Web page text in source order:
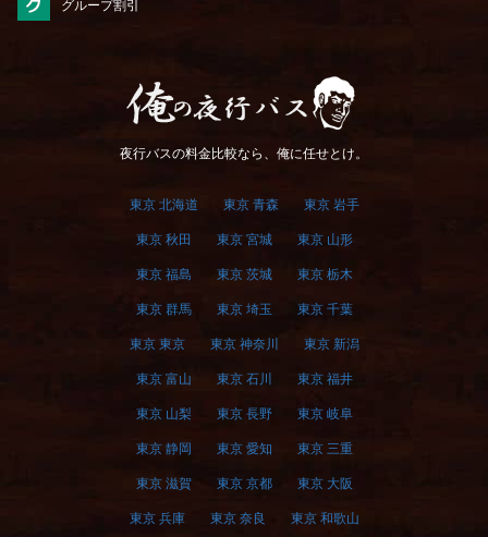
グループ割引
俺の夜行バス
夜行バスの料金比較なら、俺に任せとけ。
東京 北海道 東京 青森 東京 岩手
東京 秋田 東京 宮城 東京 山形
東京 福島 東京 茨城 東京 栃木
東京 群馬 東京 埼玉 東京 千葉
東京 東京 東京 神奈川 東京 新潟
東京 富山 東京 石川 東京 福井
東京 山梨 東京 長野 東京 岐阜
東京 静岡 東京 愛知 東京 三重
東京 滋賀 東京 京都 東京 大阪
東京 兵庫 東京 奈良 東京 和歌山